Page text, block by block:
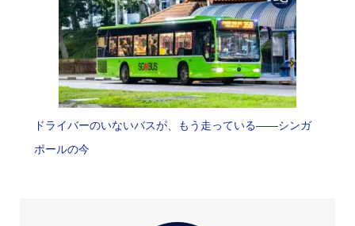
ドライバーのいないバスが、もう走っている――シンガ
ポールの今